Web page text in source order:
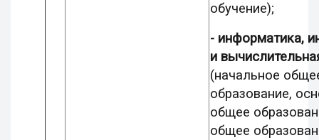
обучение);
- информатика,
и
(начальное
образование,
общее
общее